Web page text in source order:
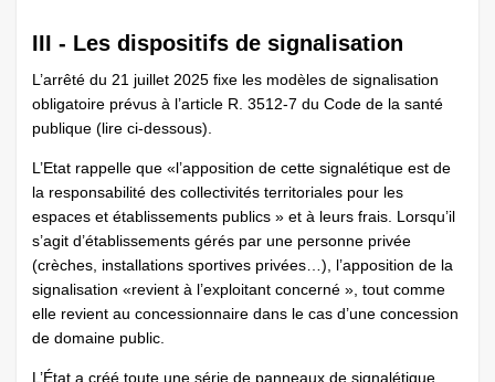
III - Les dispositifs de signalisation
L’arrêté du 21 juillet 2025 fixe les modèles de signalisation
obligatoire prévus à l’article R. 3512-7 du Code de la santé
publique (lire ci-dessous).
L’Etat rappelle que «l’apposition de cette signalétique est de
la responsabilité des collectivités territoriales pour les
espaces et établissements publics » et à leurs frais. Lorsqu’il
s’agit d’établissements gérés par une personne privée
(crèches, installations sportives privées…), l’apposition de la
signalisation «revient à l’exploitant concerné », tout comme
elle revient au concessionnaire dans le cas d’une concession
de domaine public.
L’État a créé toute une série de panneaux de signalétique